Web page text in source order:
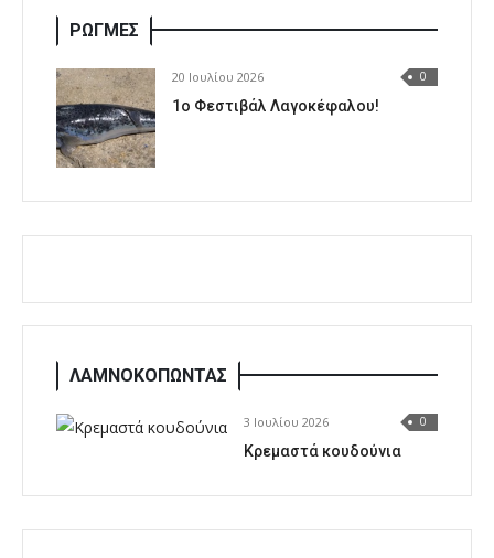
ΡΩΓΜΕΣ
20 Ιουλίου 2026 0
1o Φεστιβάλ Λαγοκέφαλου!
ΛΑΜΝΟΚΟΠΩΝΤΑΣ
3 Ιουλίου 2026 0
Κρεμαστά κουδούνια